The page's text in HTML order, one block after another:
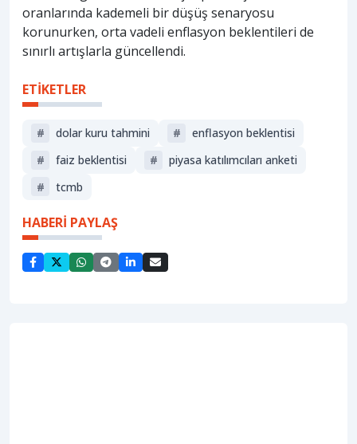
oranlarında kademeli bir düşüş senaryosu
korunurken, orta vadeli enflasyon beklentileri de
sınırlı artışlarla güncellendi.
ETİKETLER
# dolar kuru tahmini #
enflasyon beklentisi
#
faiz beklentisi #
piyasa katılımcıları anketi
#
tcmb
HABERİ PAYLAŞ